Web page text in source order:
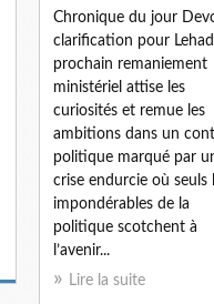
Chronique du jour
clarification pour
prochain remaniement
ministériel attise les
curiosités et remue les
ambitions dans un
politique marqué par
crise endurcie où seuls
impondérables de la
politique scotchent à
l’avenir...
Lire la suite